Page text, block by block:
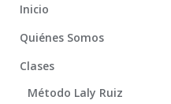
Inicio
Quiénes Somos
Clases
Método Laly Ruiz